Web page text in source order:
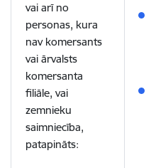
vai arī no
personas, kura
nav komersants
vai ārvalsts
komersanta
filiāle, vai
zemnieku
saimniecība,
patapināts: